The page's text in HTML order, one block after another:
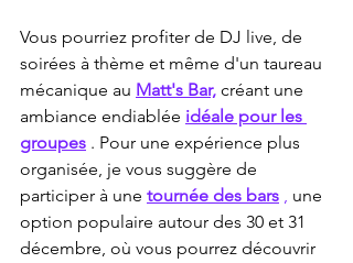
Vous pourriez profiter de DJ live, de
soirées à thème et même d'un taureau
mécanique au Matt's Bar, créant une
ambiance endiablée idéale pour les
groupes . Pour une expérience plus
organisée, je vous suggère de
participer à une tournée des bars , une
option populaire autour des 30 et 31
décembre, où vous pourrez découvrir